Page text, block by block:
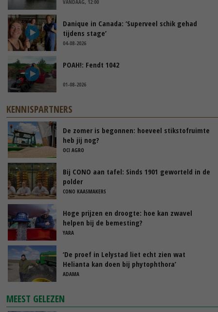
VANDAAG, 12:00
Danique in Canada: ‘Superveel schik gehad
tijdens stage’
04-08-2026
POAH!: Fendt 1042
01-08-2026
KENNISPARTNERS
De zomer is begonnen: hoeveel stikstofruimte
heb jij nog?
OCI AGRO
Bij CONO aan tafel: Sinds 1901 geworteld in de
polder
CONO KAASMAKERS
Hoge prijzen en droogte: hoe kan zwavel
helpen bij de bemesting?
YARA
‘De proef in Lelystad liet echt zien wat
Helianta kan doen bij phytophthora’
ADAMA
MEEST GELEZEN